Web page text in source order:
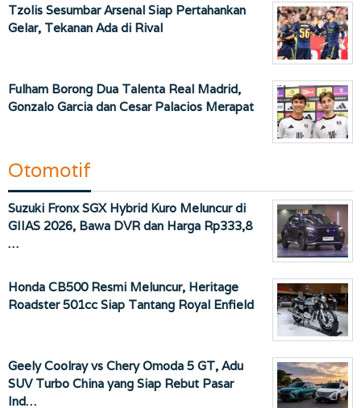
Tzolis Sesumbar Arsenal Siap Pertahankan
Gelar, Tekanan Ada di Rival
Fulham Borong Dua Talenta Real Madrid,
Gonzalo Garcia dan Cesar Palacios Merapat
Otomotif
Suzuki Fronx SGX Hybrid Kuro Meluncur di
GIIAS 2026, Bawa DVR dan Harga Rp333,8
…
Honda CB500 Resmi Meluncur, Heritage
Roadster 501cc Siap Tantang Royal Enfield
Geely Coolray vs Chery Omoda 5 GT, Adu
SUV Turbo China yang Siap Rebut Pasar
Ind…